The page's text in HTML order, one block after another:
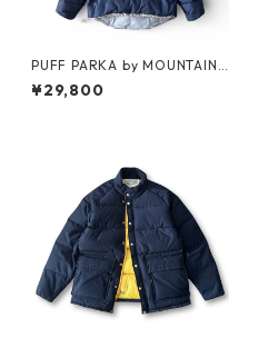
PUFF PARKA by MOUNTAIN
RESEARCH
¥29,800